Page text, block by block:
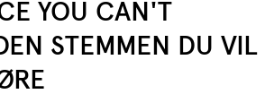
YOU CAN'T
STEMMEN DU VIL